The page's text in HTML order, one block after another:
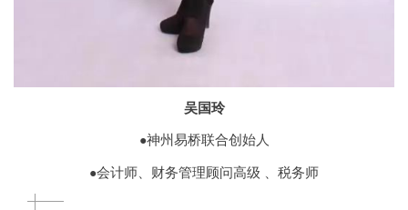
吴国玲
●神州易桥联合创始人
●会计师、财务管理顾问高级 、税务师